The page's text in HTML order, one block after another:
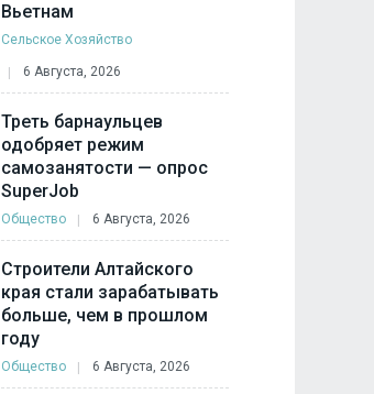
Вьетнам
Сельское Хозяйство
6 Августа, 2026
Треть барнаульцев
одобряет режим
самозанятости — опрос
SuperJob
Общество 6 Августа, 2026
Строители Алтайского
края стали зарабатывать
больше, чем в прошлом
году
Общество 6 Августа, 2026